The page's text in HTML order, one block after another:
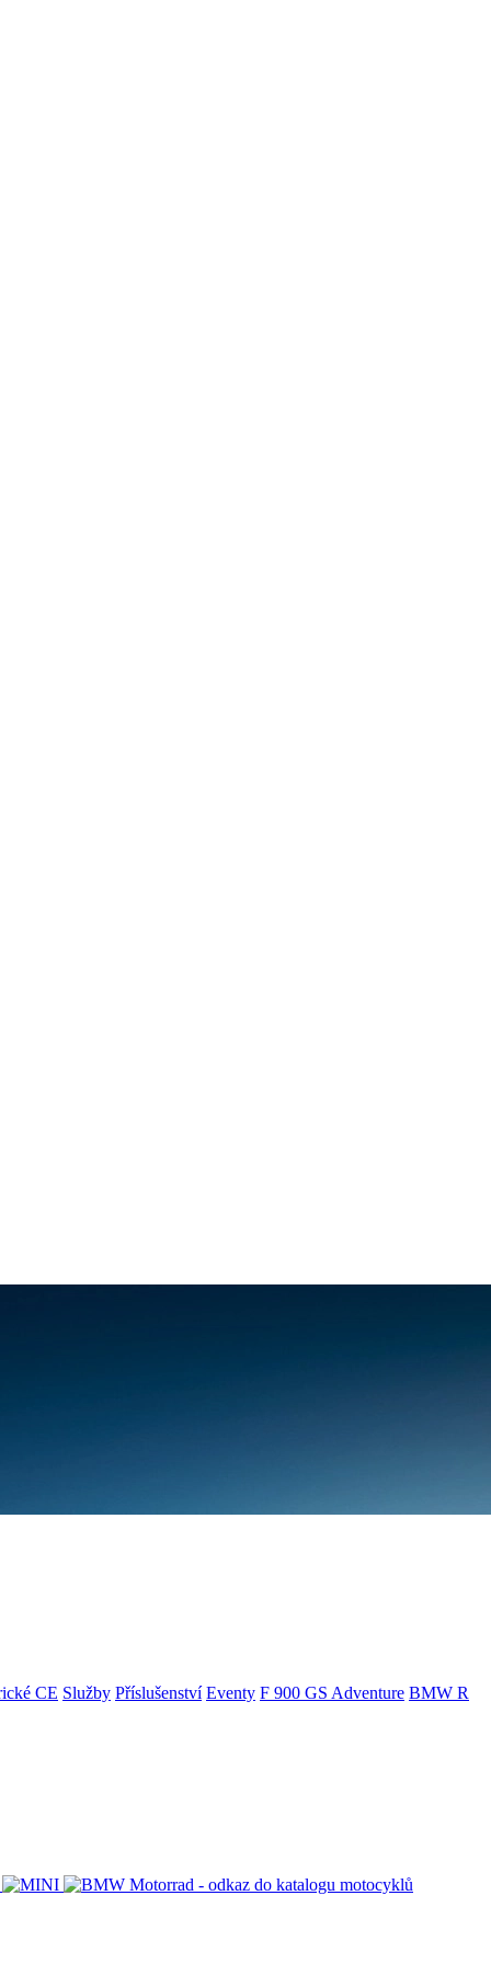
CE Služby Příslušenství Eventy F 900 GS Adventure BMW R